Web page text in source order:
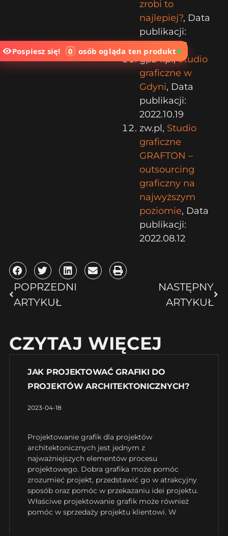
zrobi to
najlepiej?, Data
publikacji:
2022.04.22
gp24.pl,Studio
graficzne w
Gdyni, Data
publikacji:
2022.10.19
zw.pl, Studio
graficzne
GRAFTON –
outsourcing
graficzny na
najwyższym
poziomie, Data
publikacji:
2022.08.12
POPRZEDNI
ARTYKUŁ
NASTĘPNY
ARTYKUŁ
CZYTAJ WIĘCEJ
JAK PROJEKTOWAĆ GRAFIKI DO
PROJEKTÓW ARCHITEKTONICZNYCH?
2023-04-18
Projektowanie grafik dla projektów
architektonicznych jest jednym z
najważniejszych elementów procesu
projektowego. Dobra grafika może pomóc
zrozumieć projekt, przedstawić go w atrakcyjny
sposób oraz pomóc w przekazaniu idei projektu.
Właściwe projektowanie grafik może również
pomóc w sprzedaży projektu klientowi. W
Pospiesz się! 0 osób ogląda ten produkt